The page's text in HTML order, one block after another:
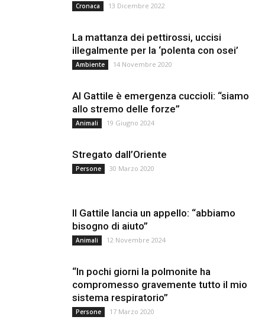
Cronaca 13 Dicembre 2022
La mattanza dei pettirossi, uccisi
illegalmente per la ‘polenta con osei’
Ambiente 14 Novembre 2020
Al Gattile è emergenza cuccioli: “siamo
allo stremo delle forze”
Animali 19 Giugno 2024
Stregato dall’Oriente
Persone 30 Marzo 2020
Il Gattile lancia un appello: “abbiamo
bisogno di aiuto”
Animali 12 Novembre 2024
“In pochi giorni la polmonite ha
compromesso gravemente tutto il mio
sistema respiratorio”
Persone 17 Marzo 2020